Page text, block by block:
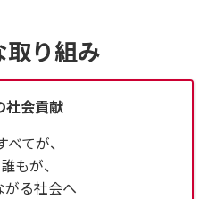
取り組み
社会貢献
てが、
もが、
がる社会へ